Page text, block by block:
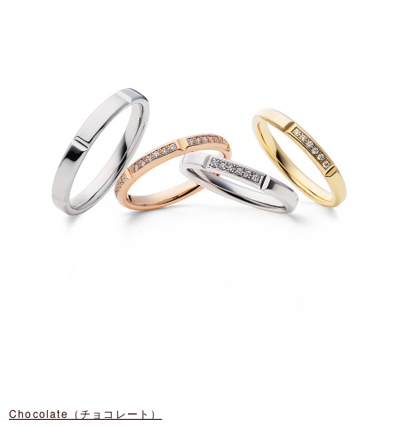
Chocolate（チョコレート）